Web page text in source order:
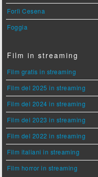
Forlì Cesena
Foggia
Film in streaming
Film gratis in streaming
Film del 2025 in streaming
Film del 2024 in streaming
Film del 2023 in streaming
Film del 2022 in streaming
Film italiani in streaming
Film horror in streaming